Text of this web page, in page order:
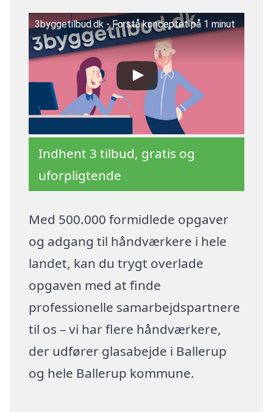
3byggetilbud.dk - Forstå konceptet på 1 minut
Indhent 3 tilbud, gratis og
uforpligtende
Med 500.000 formidlede opgaver
og adgang til håndværkere i hele
landet, kan du trygt overlade
opgaven med at finde
professionelle samarbejdspartnere
til os – vi har flere håndværkere,
der udfører glasabejde i Ballerup
og hele Ballerup kommune.